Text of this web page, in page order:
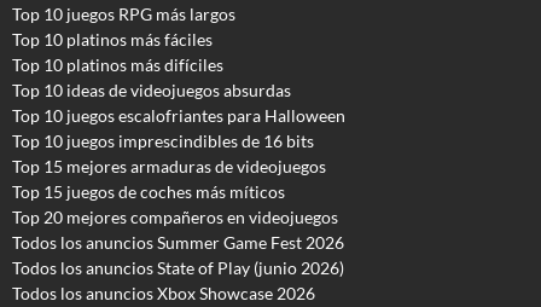
Top 10 juegos RPG más largos
Top 10 platinos más fáciles
Top 10 platinos más difíciles
Top 10 ideas de videojuegos absurdas
Top 10 juegos escalofriantes para Halloween
Top 10 juegos imprescindibles de 16 bits
Top 15 mejores armaduras de videojuegos
Top 15 juegos de coches más míticos
Top 20 mejores compañeros en videojuegos
Todos los anuncios Summer Game Fest 2026
Todos los anuncios State of Play (junio 2026)
Todos los anuncios Xbox Showcase 2026